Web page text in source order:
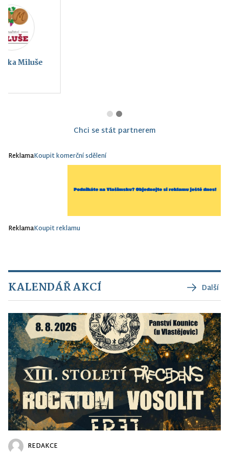
Chci se stát partnerem
ReklamaKoupit komerční sdělení
ReklamaKoupit reklamu
KALENDÁŘ AKCÍ Další
REDAKCE